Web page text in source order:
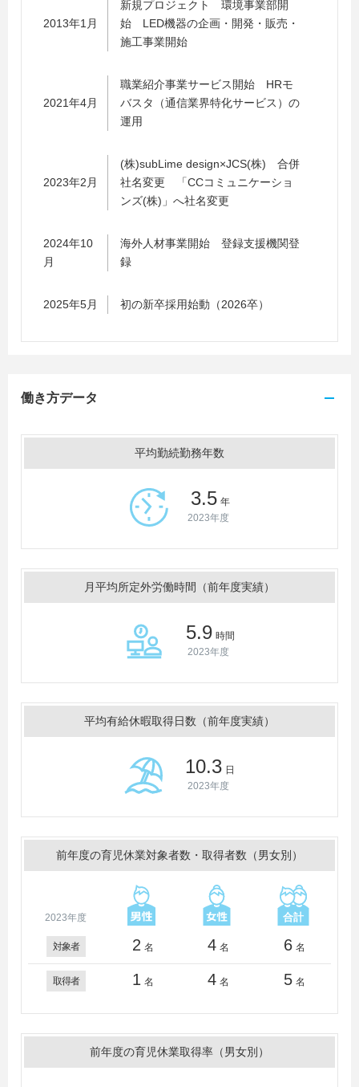
2013年1月
新規プロジェクト 環境事業部開
始 LED機器の企画・開発・販売・
施工事業開始
2021年4月
職業紹介事業サービス開始 HRモ
バスタ（通信業界特化サービス）の
運用
2023年2月
(株)subLime design×JCS(株) 合併
社名変更 「CCコミュニケーショ
ンズ(株)」へ社名変更
2024年10
月
海外人材事業開始 登録支援機関登
録
2025年5月 初の新卒採用始動（2026卒）
働き方データ
平均勤続勤務年数
3.5 年
2023年度
月平均所定外労働時間（前年度実績）
5.9 時間
2023年度
平均有給休暇取得日数（前年度実績）
10.3 日
2023年度
前年度の育児休業対象者数・取得者数（男女別）
2023年度
対象者 2 名 4 名 6 名
取得者 1 名 4 名 5 名
前年度の育児休業取得率（男女別）